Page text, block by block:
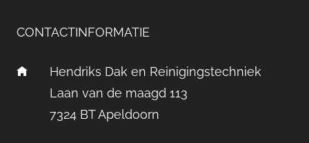
CONTACTINFORMATIE
Hendriks Dak en Reinigingstechniek
Laan van de maagd 113
7324 BT Apeldoorn